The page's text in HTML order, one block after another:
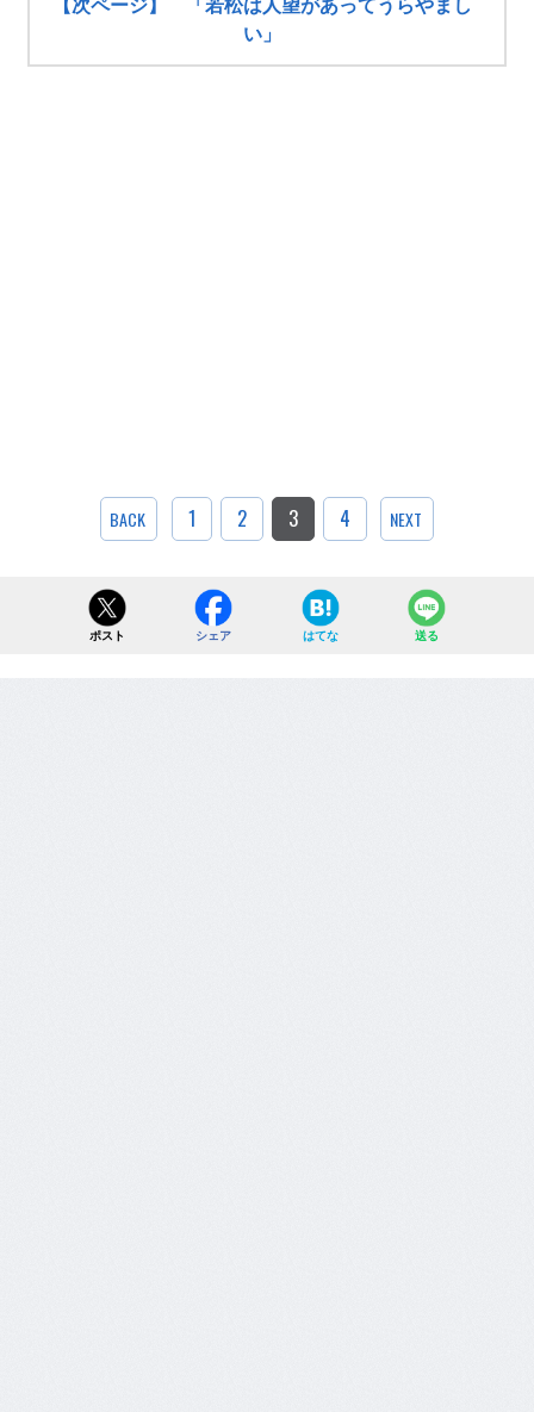
【次ページ】 「若松は人望があってうらやまし
い」
BACK 1 2 3 4 NEXT
ポスト シェア はてな 送る